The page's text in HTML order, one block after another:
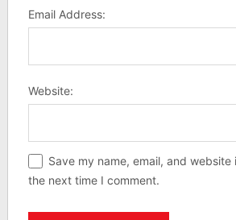
Email Address:
Website:
Save my name, email, and
the next time I comment.